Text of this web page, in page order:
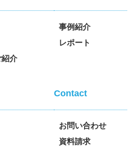
介
事例紹介
レポート
Contact
お問い合わせ
資料請求